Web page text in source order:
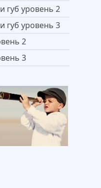
губ уровень 2
губ уровень 3
2
3